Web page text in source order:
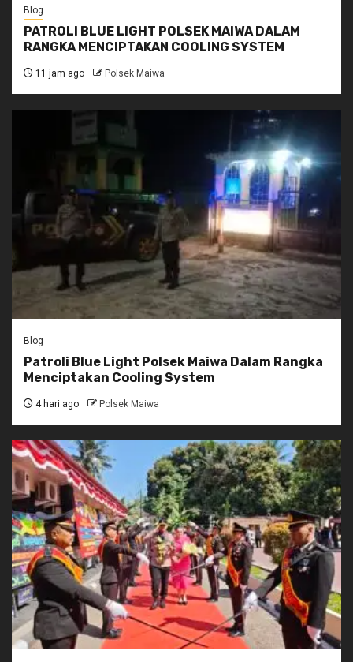
Blog
PATROLI BLUE LIGHT POLSEK MAIWA DALAM
RANGKA MENCIPTAKAN COOLING SYSTEM
11 jam ago Polsek Maiwa
Blog
Patroli Blue Light Polsek Maiwa Dalam Rangka
Menciptakan Cooling System
4 hari ago Polsek Maiwa